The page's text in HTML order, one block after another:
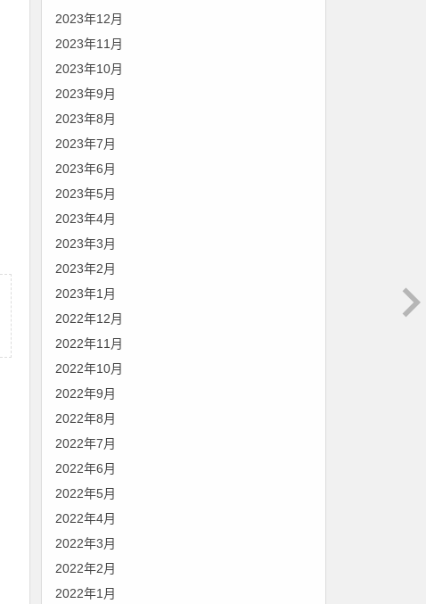
2023年12月
2023年11月
2023年10月
2023年9月
2023年8月
2023年7月
2023年6月
2023年5月
2023年4月
2023年3月
2023年2月
2023年1月
2022年12月
2022年11月
2022年10月
2022年9月
2022年8月
2022年7月
2022年6月
2022年5月
2022年4月
2022年3月
2022年2月
2022年1月